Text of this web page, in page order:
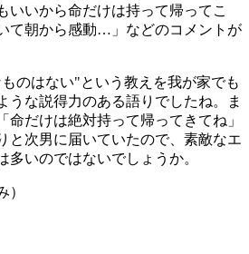
いいから命だけは持って帰ってこ
て朝から感動…」などのコメントが
のはない"という教えを我が家でも
うな説得力のある語りでしたね。ま
命だけは絶対持って帰ってきてね」
と次男に届いていたので、素敵なエ
多いのではないでしょうか。
）